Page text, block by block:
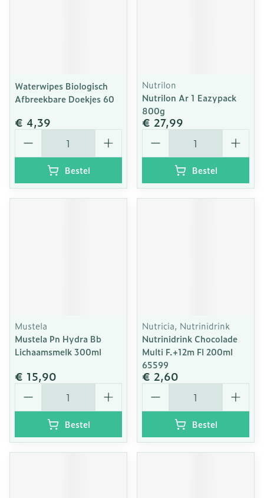
Waterwipes Biologisch
Afbreekbare Doekjes 60
€ 4,39
Aantal
Bestel
Nutrilon
Nutrilon Ar 1 Eazypack
800g
€ 27,99
Aantal
Bestel
Mustela
Mustela Pn Hydra Bb
Lichaamsmelk 300ml
€ 15,90
Aantal
Bestel
Nutricia, Nutrinidrink
Nutrinidrink Chocolade
Multi F.+12m Fl 200ml
65599
€ 2,60
Aantal
Bestel